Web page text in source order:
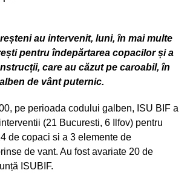
au intervenit, luni, în mai multe
pentru îndepărtarea copacilor și a
care au căzut pe caroabil, în
de vânt puternic.
pe perioada codului galben, ISU BIF a
(21 Bucuresti, 6 Ilfov) pentru
de copaci si a 3 elemente de
de vant. Au fost avariate 20 de
ISUBIF.